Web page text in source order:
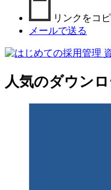
リンクをコ
メールで送る
人気のダウン